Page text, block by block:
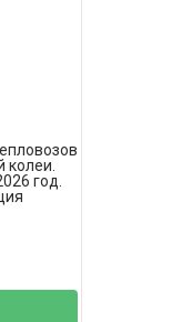
колеи.
год.